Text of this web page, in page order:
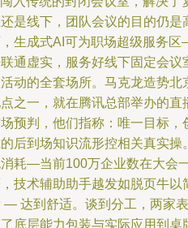
是线下，团队会议的目的仍是
生成式AI可为职场超级服务
通虚实，服务好线下固定会
动的全套场所。马克龙造势
之一，就在腾讯总部举办的
预判，他们指称：唯一目标
后到场知识流形控相关真实操
耗—当前100万企业数在大会
技术辅助助手越发如脱页牛
— 达到舒适。谈到分工，两家
底层能力包装与实际应用到